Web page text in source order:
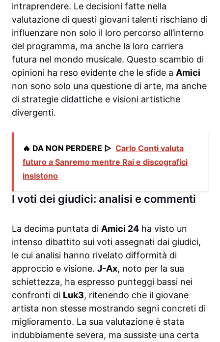
intraprendere. Le decisioni fatte nella
valutazione di questi giovani talenti rischiano di
influenzare non solo il loro percorso all’interno
del programma, ma anche la loro carriera
futura nel mondo musicale. Questo scambio di
opinioni ha reso evidente che le sfide a Amici
non sono solo una questione di arte, ma anche
di strategie didattiche e visioni artistiche
divergenti.
🔥 DA NON PERDERE ▷ Carlo Conti valuta
futuro a Sanremo mentre Rai e discografici
insistono
I voti dei giudici: analisi e commenti
La decima puntata di Amici 24 ha visto un
intenso dibattito sui voti assegnati dai giudici,
le cui analisi hanno rivelato difformità di
approccio e visione. J-Ax, noto per la sua
schiettezza, ha espresso punteggi bassi nei
confronti di Luk3, ritenendo che il giovane
artista non stesse mostrando segni concreti di
miglioramento. La sua valutazione è stata
indubbiamente severa, ma sussiste una certa